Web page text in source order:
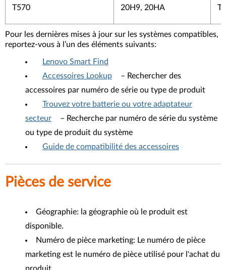
T570 20H9, 20HA
Pour les dernières mises à jour sur les systèmes compatibles,
reportez-vous à l’un des éléments suivants:
Lenovo Smart Find
Accessoires Lookup
– Rechercher des
accessoires par numéro de série ou type de produit
Trouvez votre batterie ou votre adaptateur
secteur
– Recherche par numéro de série du système
ou type de produit du système
Guide de compatibilité des accessoires
Pièces de service
Géographie: la géographie où le produit est
disponible.
Numéro de pièce marketing: Le numéro de pièce
marketing est le numéro de pièce utilisé pour l'achat du
produit.